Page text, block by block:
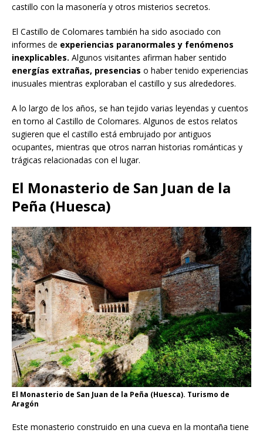
castillo con la masonería y otros misterios secretos.
El Castillo de Colomares también ha sido asociado con
informes de experiencias paranormales y fenómenos
inexplicables. Algunos visitantes afirman haber sentido
energías extrañas, presencias o haber tenido experiencias
inusuales mientras exploraban el castillo y sus alrededores.
A lo largo de los años, se han tejido varias leyendas y cuentos
en torno al Castillo de Colomares. Algunos de estos relatos
sugieren que el castillo está embrujado por antiguos
ocupantes, mientras que otros narran historias románticas y
trágicas relacionadas con el lugar.
El Monasterio de San Juan de la
Peña (Huesca)
El Monasterio de San Juan de la Peña (Huesca). Turismo de
Aragón
Este monasterio construido en una cueva en la montaña tiene